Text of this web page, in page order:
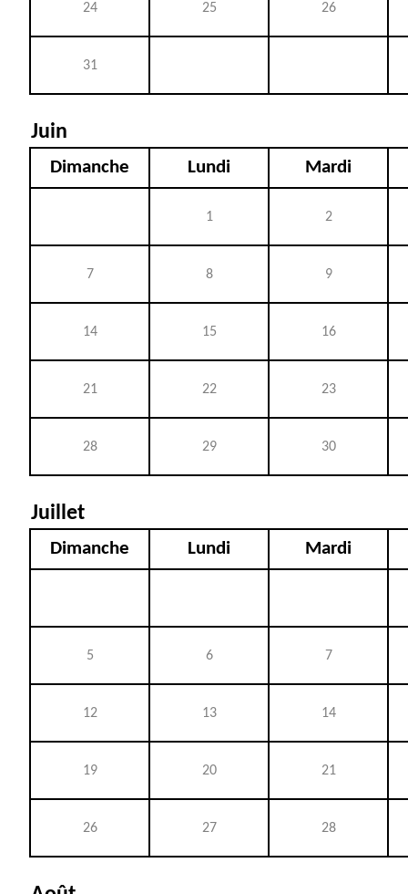
24 25 26
31
Juin
Dimanche Lundi Mardi
1 2
7 8 9
14 15 16
21 22 23
28 29 30
Juillet
Dimanche Lundi Mardi
5 6 7
12 13 14
19 20 21
26 27 28